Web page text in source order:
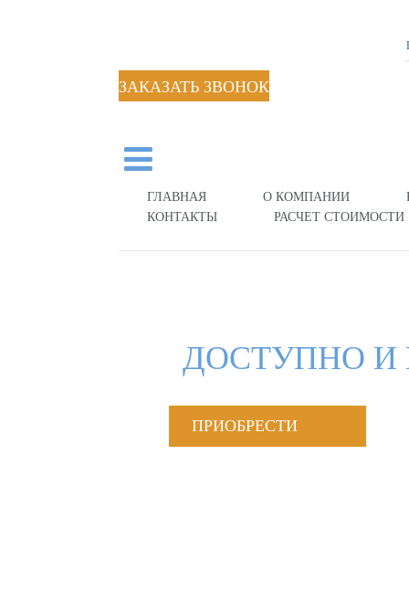
ЗАКАЗАТЬ ЗВОНОК
ГЛАВНАЯ О КОМПАНИИ
КОНТАКТЫ
РАСЧЕТ СТОИМОСТИ
ДОСТУПНО И
ПРИОБРЕСТИ